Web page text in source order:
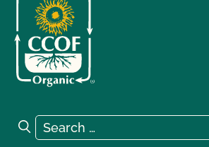
Search for:
Search